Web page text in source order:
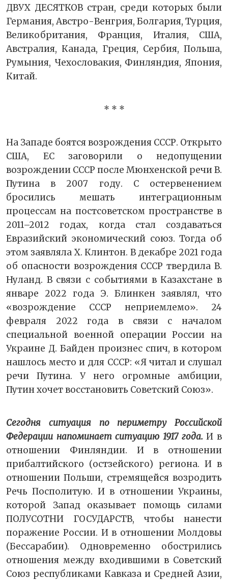
ДВУХ ДЕСЯТКОВ стран, среди которых были
Германия, Австро-Венгрия, Болгария, Турция,
Великобритания, Франция, Италия, США,
Австралия, Канада, Греция, Сербия, Польша,
Румыния, Чехословакия, Финляндия, Япония,
Китай.
* * *
На Западе боятся возрождения СССР. Открыто
США, ЕС заговорили о недопущении
возрождении СССР после Мюнхенской речи В.
Путина в 2007 году. С остервенением
бросились мешать интеграционным
процессам на постсоветском пространстве в
2011–2012 годах, когда стал создаваться
Евразийский экономический союз. Тогда об
этом заявляла Х. Клинтон. В декабре 2021 года
об опасности возрождения СССР твердила В.
Нуланд. В связи с событиями в Казахстане в
январе 2022 года Э. Блинкен заявлял, что
«возрождение СССР неприемлемо». 24
февраля 2022 года в связи с началом
специальной военной операции России на
Украине Д. Байден произнес спич, в котором
нашлось место и для СССР: «Я читал и слушал
речи Путина. У него огромные амбиции,
Путин хочет восстановить Советский Союз».
Сегодня ситуация по периметру Российской
Федерации напоминает ситуацию 1917 года. И в
отношении Финляндии. И в отношении
прибалтийского (остзейского) региона. И в
отношении Польши, стремящейся возродить
Речь Посполитую. И в отношении Украины,
которой Запад оказывает помощь силами
ПОЛУСОТНИ ГОСУДАРСТВ, чтобы нанести
поражение России. И в отношении Молдовы
(Бессарабии). Одновременно обострились
отношения между входившими в Советский
Союз республиками Кавказа и Средней Азии,